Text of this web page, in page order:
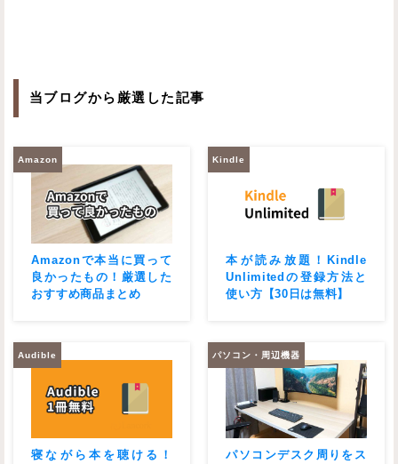
当ブログから厳選した記事
Amazon
Amazonで本当に買って
良かったもの！厳選した
おすすめ商品まとめ
Kindle
本が読み放題！Kindle
Unlimitedの登録方法と
使い方【30日は無料】
Audible
寝ながら本を聴ける！
パソコン・周辺機器
パソコンデスク周りをス